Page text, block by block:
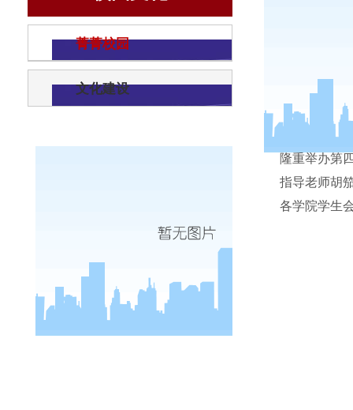
菁菁校园
文化建设
为活跃
隆重举办第
指导老师胡
各学院学生